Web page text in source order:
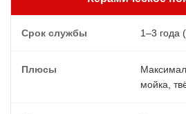
1–3 года
мойка,